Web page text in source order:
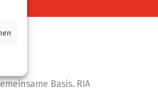
Basis. RIA